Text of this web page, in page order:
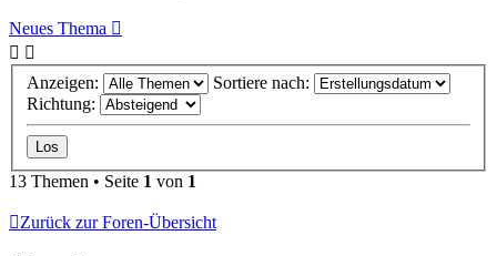
Neues Thema
Anzeigen:
Sortiere nach:
Richtung:
13 Themen • Seite 1 von 1
Zurück zur Foren-Übersicht